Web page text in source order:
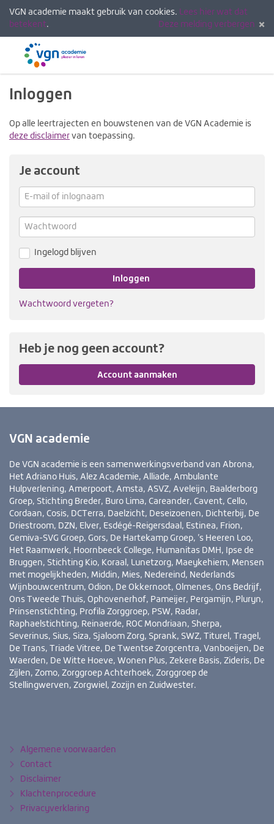
VGN academie maakt gebruik van cookies. Lees hier wat dat
betekent. Deze melding verbergen
Menu
Inloggen
Op alle leertrajecten en bouwstenen van de VGN Academie is
deze disclaimer van toepassing.
Je account
E-
mail
of
inlognaam
Wachtwoord
Ingelogd blijven
Inloggen
Wachtwoord vergeten?
Heb je nog geen account?
Account aanmaken
VGN academie
De VGN academie is een samenwerkingsverband van Abrona,
Het Adriano Huis, Alez Academie, Alliade, Ambulante
Hulpverlening, Amerpoort, Amsta, ASVZ, Aveleijn, Baalderborg
Groep, Stichting Breder, Buro Lima, Careander, Cavent, Cello,
Cordaan, Cosis, DCTerra, Daelzicht, Deseizoenen, Dichterbij, De
Driestroom, DZN, Elver, Esdégé-Reigersdaal, Estinea, Frion,
Gemiva-SVG Groep, Gors, De Hartekamp Groep, ’s Heeren Loo,
Het Raamwerk, Hoornbeeck College, Humanitas DMH, Ipse de
Bruggen, Stichting Kio, Koraal, Lunetzorg, Maeykehiem, Mensen
met mogelijkheden, Middin, Mies, Nedereind, Nederlands
Wijnbouwcentrum, Odion, De Okkernoot, Olmenes, Ons Bedrijf,
Ons Tweede Thuis, Ophovenerhof, Pameijer, Pergamijn, Pluryn,
Prinsenstichting, Profila Zorggroep, PSW, Radar,
Raphaelstichting, Reinaerde, ROC Mondriaan, Sherpa,
Severinus, Sius, Siza, Sjaloom Zorg, Sprank, SWZ, Titurel, Tragel,
De Trans, Triade Vitree, De Twentse Zorgcentra, Vanboeijen, De
Waerden, De Witte Hoeve, Wonen Plus, Zekere Basis, Zideris, De
Zijlen, Zomo, Zorggroep Achterhoek, Zorggroep de
Stellingwerven, Zorgwiel, Zozijn en Zuidwester.
Algemene voorwaarden
Contact
Disclaimer
Klachtenprocedure
Privacyverklaring